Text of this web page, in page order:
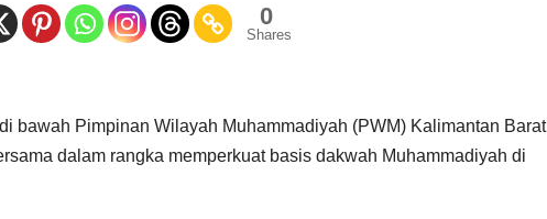
0
Shares
bawah Pimpinan Wilayah Muhammadiyah (PWM) Kalimantan Barat
dalam rangka memperkuat basis dakwah Muhammadiyah di